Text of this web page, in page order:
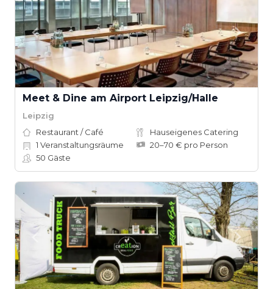
Meet & Dine am Airport Leipzig/Halle
Leipzig
Restaurant / Café
Hauseigenes Catering
1 Veranstaltungsräume
20–70 € pro Person
50 Gäste